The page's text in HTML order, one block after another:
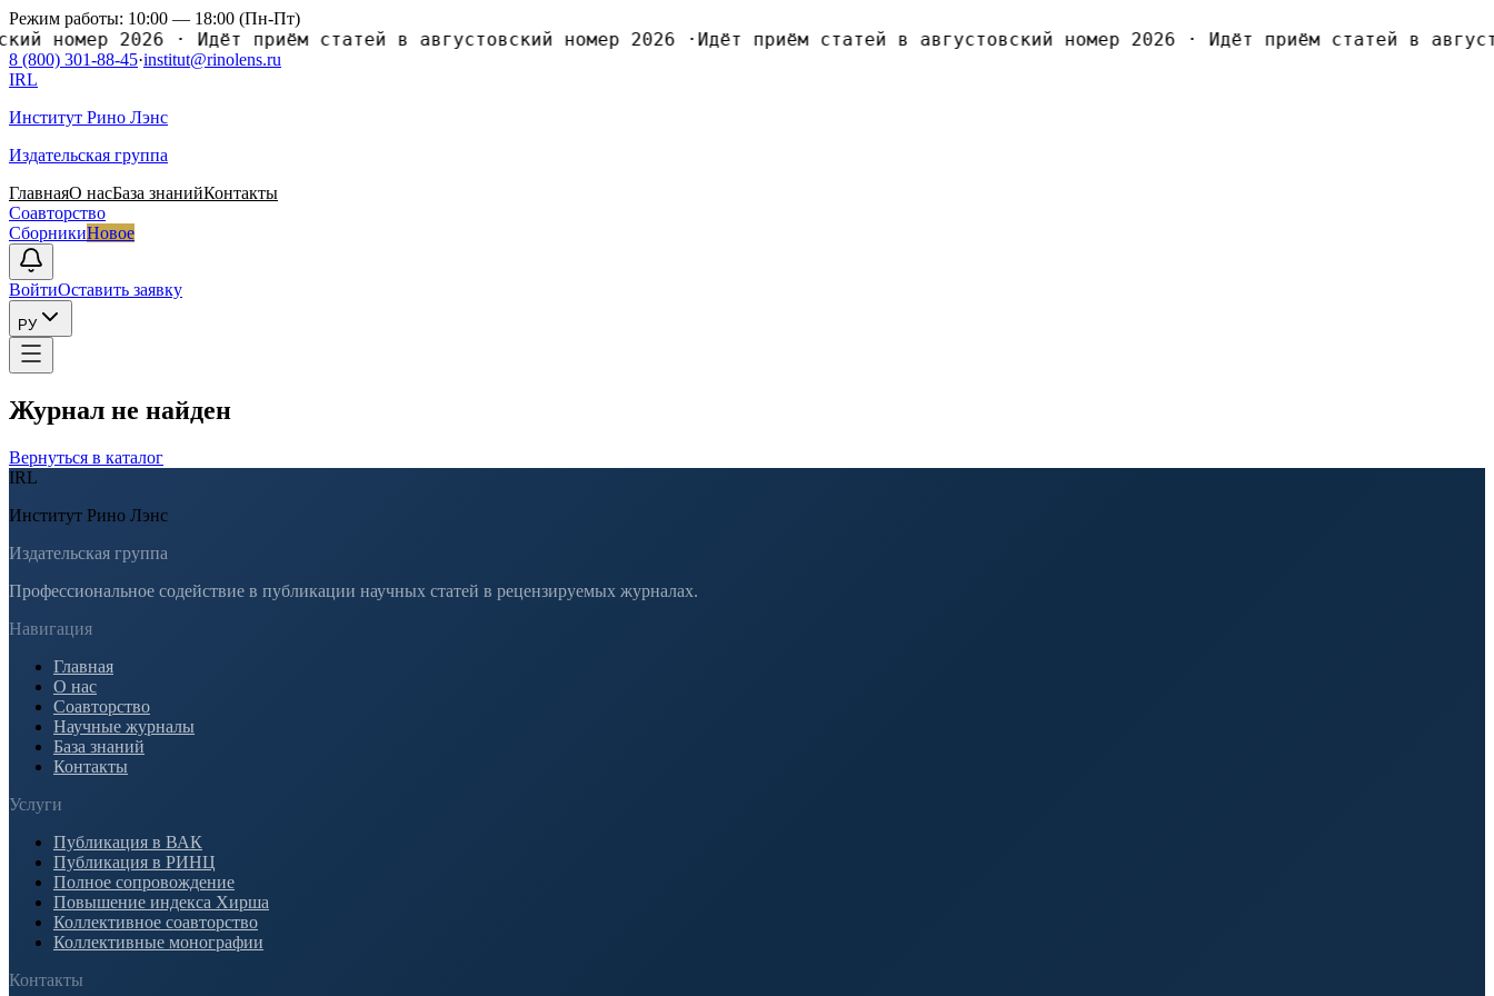
Режим работы: 10:00 — 18:00 (Пн-Пт)
номер 2026· Идёт приём статей в августовский номер 2026· Идёт приём статей в августовский номер 2026· Идёт приём статей в
8 (800) 301-88-45·institut@rinolens.ru
IRL
Институт Рино Лэнс
Издательская группа
ГлавнаяО насБаза знанийКонтакты
Соавторство
СборникиНовое
ВойтиОставить заявку
РУ
Журнал не найден
Вернуться в каталог
IRL
Институт Рино Лэнс
Издательская группа
Профессиональное содействие в публикации научных статей в рецензируемых журналах.
Навигация
Главная
О нас
Соавторство
Научные журналы
База знаний
Контакты
Услуги
Публикация в ВАК
Публикация в РИНЦ
Полное сопровождение
Повышение индекса Хирша
Коллективное соавторство
Коллективные монографии
Контакты